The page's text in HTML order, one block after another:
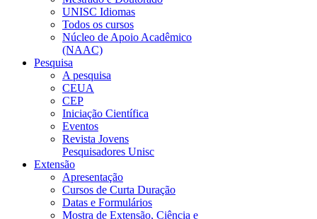
UNISC Idiomas
Todos os cursos
Núcleo de Apoio Acadêmico
(NAAC)
Pesquisa
A pesquisa
CEUA
CEP
Iniciação Científica
Eventos
Revista Jovens
Pesquisadores Unisc
Extensão
Apresentação
Cursos de Curta Duração
Datas e Formulários
Mostra de Extensão, Ciência e